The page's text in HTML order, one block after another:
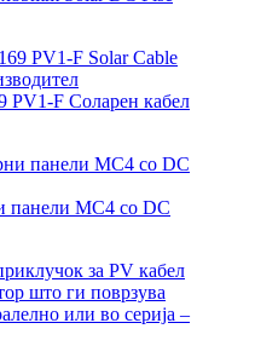
PV1-F Соларен кабел
панели MC4 со DC